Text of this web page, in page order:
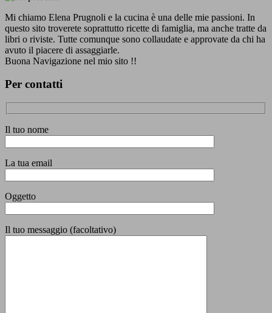
Mi chiamo Elena Prugnoli e la cucina è una delle mie passioni. In
questo sito troverete soprattutto ricette di famiglia, ma anche tratte da
libri o riviste. Tutte comunque sono collaudate e approvate da chi ha
avuto il piacere di assaggiarle.
Buona Navigazione nel mio sito !!
Per contatti
Il tuo nome
La tua email
Oggetto
Il tuo messaggio (facoltativo)